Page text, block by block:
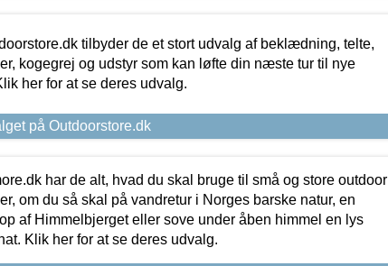
tilbyder de et stort udvalg af beklædning, telte,
kogegrej og udstyr som kan løfte din næste tur til nye
her for at se deres udvalg.
på Outdoorstore.dk
har de alt, hvad du skal bruge til små og store outdoor
om du så skal på vandretur i Norges barske natur, en
af Himmelbjerget eller sove under åben himmel en lys
Klik her for at se deres udvalg.